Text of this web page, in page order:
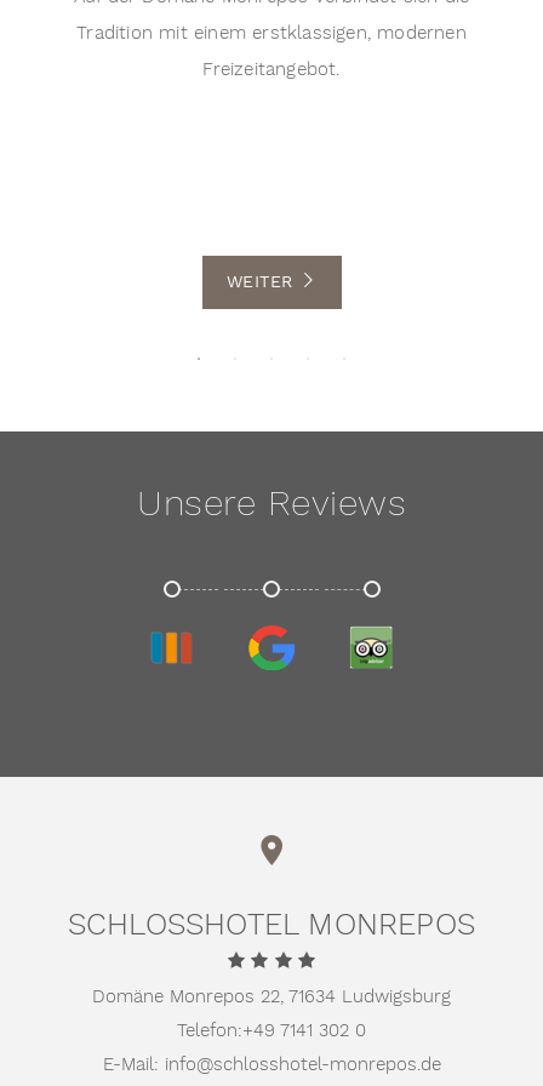
Tradition mit einem erstklassigen, modernen
Freizeitangebot.
WEITER
Unsere Reviews
SCHLOSSHOTEL MONREPOS
Domäne Monrepos 22, 71634 Ludwigsburg
Telefon:+49 7141 302 0
E-Mail: info@schlosshotel-monrepos.de